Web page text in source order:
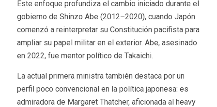
Este enfoque profundiza el cambio iniciado durante el
gobierno de Shinzo Abe (2012–2020), cuando Japón
comenzó a reinterpretar su Constitución pacifista para
ampliar su papel militar en el exterior. Abe, asesinado
en 2022, fue mentor político de Takaichi.
La actual primera ministra también destaca por un
perfil poco convencional en la política japonesa: es
admiradora de Margaret Thatcher, aficionada al heavy